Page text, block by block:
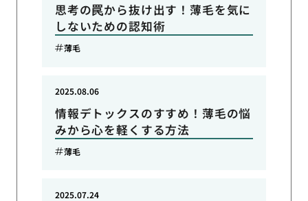
思考の罠から抜け出す！薄毛を気に
しないための認知術
薄毛
情報デトックスのすすめ！薄毛の悩
みから心を軽くする方法
2025.08.06
薄毛
2025.07.24